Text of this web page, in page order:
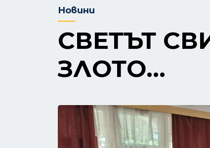
Новини
СВЕТЪТ
ЗЛОТО…